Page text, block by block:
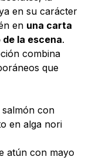
en su carácter
en una carta
la escena.
combina
que
salmón con
en alga nori
atún con mayo